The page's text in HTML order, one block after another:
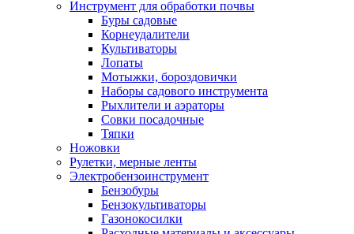
Инструмент для обработки почвы
Буры садовые
Корнеудалители
Культиваторы
Лопаты
Мотыжки, бороздовички
Наборы садового инструмента
Рыхлители и аэраторы
Совки посадочные
Тяпки
Ножовки
Рулетки, мерные ленты
Электробензоинструмент
Бензобуры
Бензокультиваторы
Газонокосилки